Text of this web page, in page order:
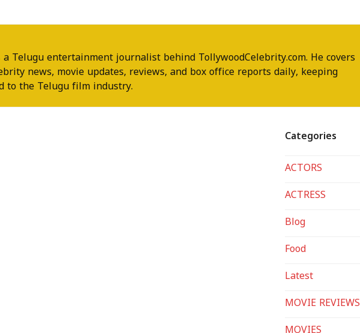
Telugu entertainment journalist behind TollywoodCelebrity.com. He covers
news, movie updates, reviews, and box office reports daily, keeping
to the Telugu film industry.
Categories
ACTORS
ACTRESS
Blog
Food
Latest
MOVIE REVIEWS